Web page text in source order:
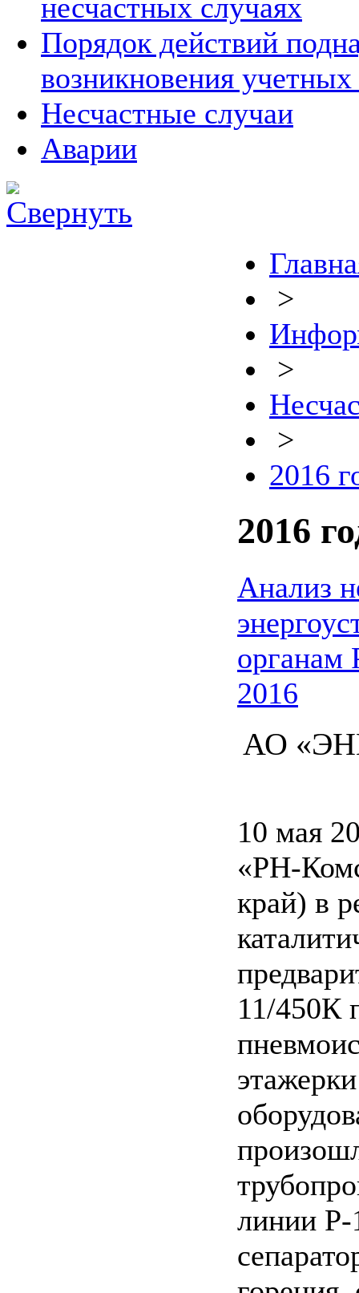
несчастных случаях
Порядок действий
возникновения
Несчастные случаи
Аварии
>
>
>
2016
2016
Анализ
органам
2016
АО
10 мая
«РН-
край) в
11/450К
линии Р-